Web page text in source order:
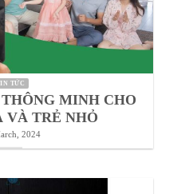
TỨC
MINH CHO
VÀ TRẺ NHỎ
2024